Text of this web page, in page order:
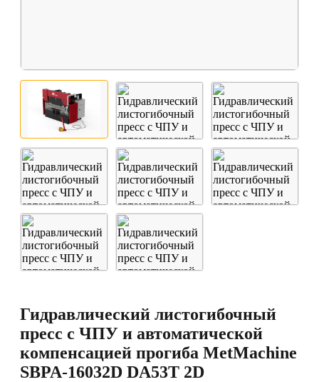
Гидравлический листогибочный
пресс с ЧПУ и автоматической
компенсацией прогиба MetMachine
SBPA-16032D DA53T 2D